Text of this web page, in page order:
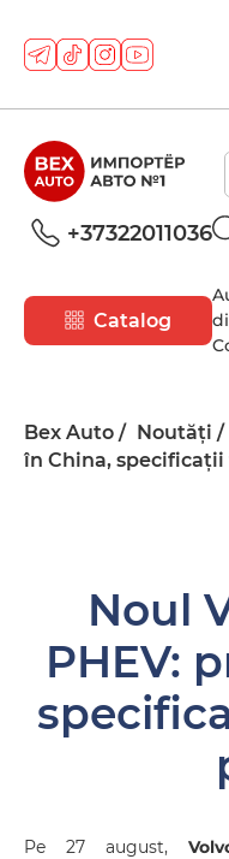
+37322011036
Catalog
Bex Auto Noutăți
în China,
Noul
PHEV:
Pe 27 august,